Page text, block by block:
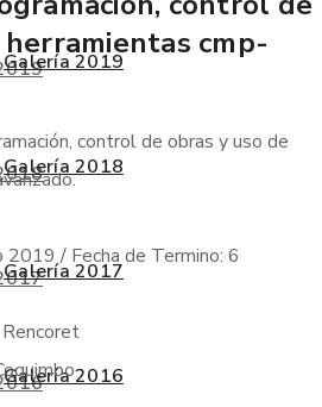
Galería 2019
Galería 2018
Galería 2017
Galería 2016
cmp-
control de obras y uso de
2019 / Fecha de Termino: 6